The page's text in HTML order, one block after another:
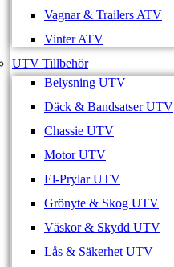
Vagnar & Trailers ATV
Vinter ATV
UTV Tillbehör
Belysning UTV
Däck & Bandsatser UTV
Chassie UTV
Motor UTV
El-Prylar UTV
Grönyte & Skog UTV
Väskor & Skydd UTV
Lås & Säkerhet UTV